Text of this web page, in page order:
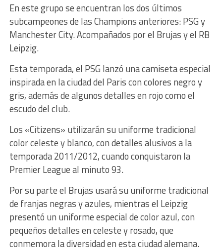
En este grupo se encuentran los dos últimos
subcampeones de las Champions anteriores: PSG y
Manchester City. Acompañados por el Brujas y el RB
Leipzig.
Esta temporada, el PSG lanzó una camiseta especial
inspirada en la ciudad del Paris con colores negro y
gris, además de algunos detalles en rojo como el
escudo del club.
Los «Citizens» utilizarán su uniforme tradicional
color celeste y blanco, con detalles alusivos a la
temporada 2011/2012, cuando conquistaron la
Premier League al minuto 93.
Por su parte el Brujas usará su uniforme tradicional
de franjas negras y azules, mientras el Leipzig
presentó un uniforme especial de color azul, con
pequeños detalles en celeste y rosado, que
conmemora la diversidad en esta ciudad alemana.